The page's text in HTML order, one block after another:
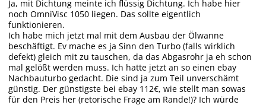
Ja, mit Dichtung meinte ich flüssig Dichtung. Ich habe hier
noch OmniVisc 1050 liegen. Das sollte eigentlich
funktionieren.
Ich habe mich jetzt mal mit dem Ausbau der Ölwanne
beschäftigt. Ev mache es ja Sinn den Turbo (falls wirklich
defekt) gleich mit zu tauschen, da das Abgasrohr ja eh schon
mal gelößt werden muss. Ich hatte jetzt an so einen ebay
Nachbauturbo gedacht. Die sind ja zum Teil unverschämt
günstig. Der günstigste bei ebay 112€, wie stellt man sowas
für den Preis her (retorische Frage am Rande!)? Ich würde